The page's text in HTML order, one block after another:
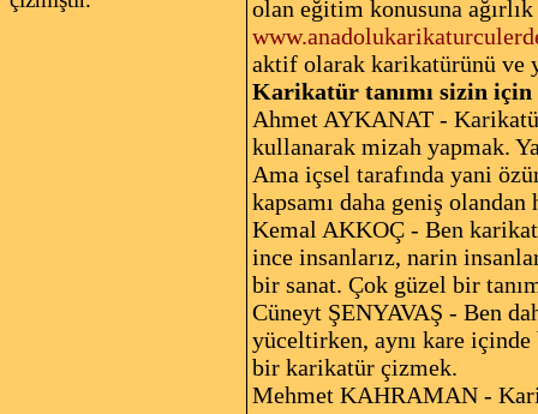
olan eğitim konusuna
aktif olarak karikatürünü ve
Karikatür tanımı sizin için
Ahmet AYKANAT -
kullanarak mizah yapmak.
Ama içsel tarafında yani
kapsamı daha geniş
Kemal AKKOÇ - Ben
ince insanlarız, narin
bir sanat. Çok güzel bir
Cüneyt ŞENYAVAŞ - Ben
yüceltirken, aynı kare
bir karikatür çizmek.
Mehmet KAHRAMAN -